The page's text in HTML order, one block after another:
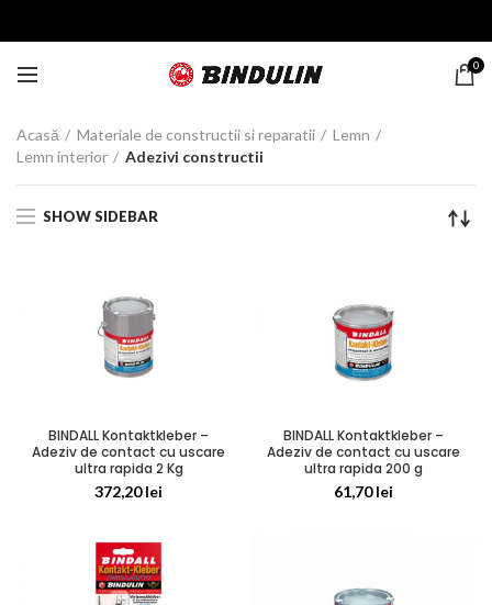
0
Acasă Materiale de constructii si reparatii
Lemn
Lemn interior
Adezivi constructii
SHOW SIDEBAR
BINDALL Kontaktkleber –
Adeziv de contact cu uscare
ultra rapida 2 Kg
372,20lei
BINDALL Kontaktkleber –
Adeziv de contact cu uscare
ultra rapida 200 g
61,70lei